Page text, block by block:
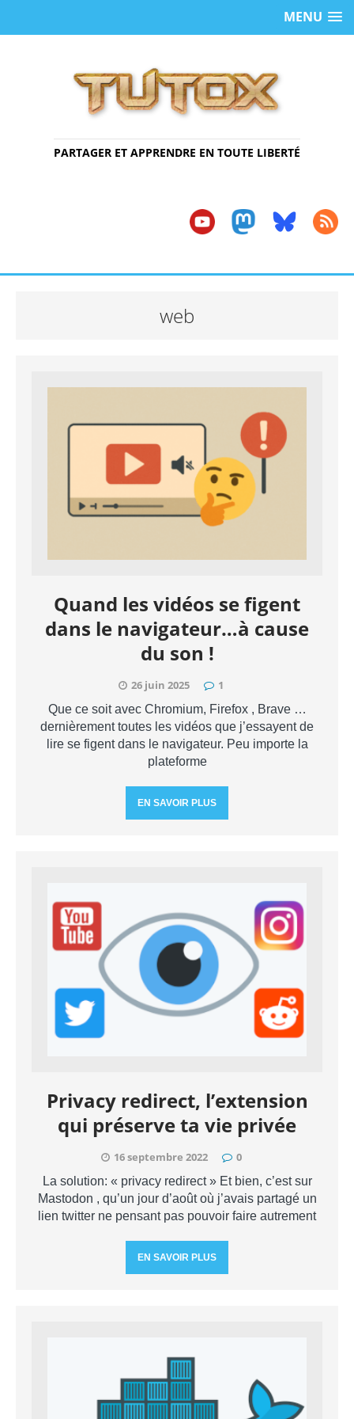
MENU
PARTAGER ET APPRENDRE EN TOUTE LIBERTÉ
web
Quand les vidéos se figent
dans le navigateur…à cause
du son !
26 juin 2025 1
Que ce soit avec Chromium, Firefox , Brave …
dernièrement toutes les vidéos que j’essayent de
lire se figent dans le navigateur. Peu importe la
plateforme
EN SAVOIR PLUS
Privacy redirect, l’extension
qui préserve ta vie privée
16 septembre 2022 0
La solution: « privacy redirect » Et bien, c’est sur
Mastodon , qu’un jour d’août où j’avais partagé un
lien twitter ne pensant pas pouvoir faire autrement
EN SAVOIR PLUS